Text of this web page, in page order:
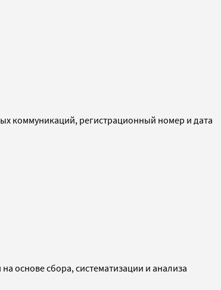
коммуникаций, регистрационный номер и дата
основе сбора, систематизации и анализа